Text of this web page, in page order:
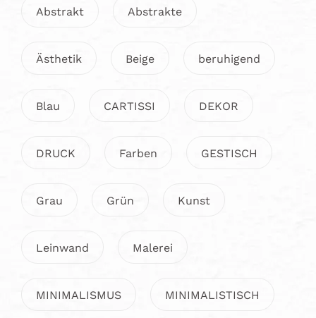
Abstrakt Abstrakte
Ästhetik Beige beruhigend
Blau CARTISSI DEKOR
DRUCK Farben GESTISCH
Grau Grün Kunst
Leinwand Malerei
MINIMALISMUS MINIMALISTISCH